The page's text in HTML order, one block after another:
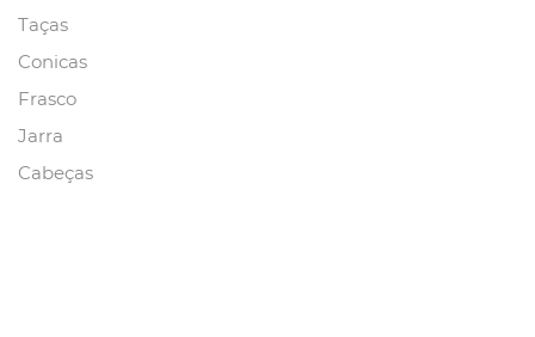
Taças
Conicas
Frasco
Jarra
Cabeças